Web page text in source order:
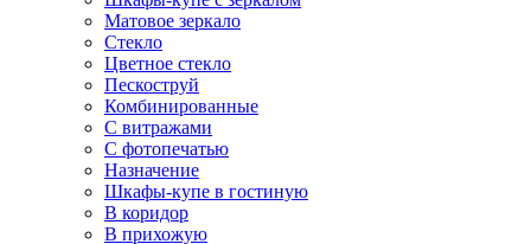
Матовое зеркало
Стекло
Цветное стекло
Пескоструй
Комбинированные
С витражами
С фотопечатью
Назначение
Шкафы-купе в гостиную
В коридор
В прихожую